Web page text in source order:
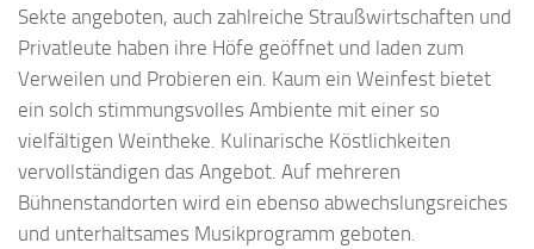
Sekte angeboten, auch zahlreiche Straußwirtschaften und
Privatleute haben ihre Höfe geöffnet und laden zum
Verweilen und Probieren ein. Kaum ein Weinfest bietet
ein solch stimmungsvolles Ambiente mit einer so
vielfältigen Weintheke. Kulinarische Köstlichkeiten
vervollständigen das Angebot. Auf mehreren
Bühnenstandorten wird ein ebenso abwechslungsreiches
und unterhaltsames Musikprogramm geboten.